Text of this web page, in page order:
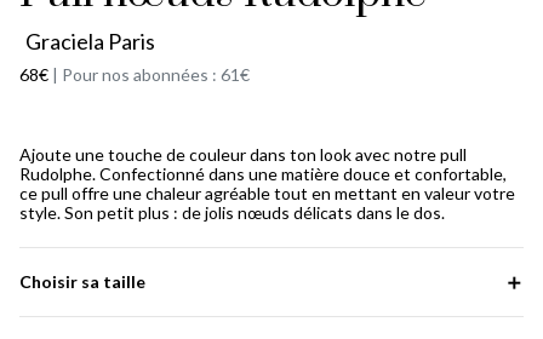
Graciela Paris
68€ | Pour nos abonnées : 61€
Ajoute une touche de couleur dans ton look avec notre pull
Rudolphe. Confectionné dans une matière douce et confortable,
ce pull offre une chaleur agréable tout en mettant en valeur votre
style. Son petit plus : de jolis nœuds délicats dans le dos.
Choisir sa taille